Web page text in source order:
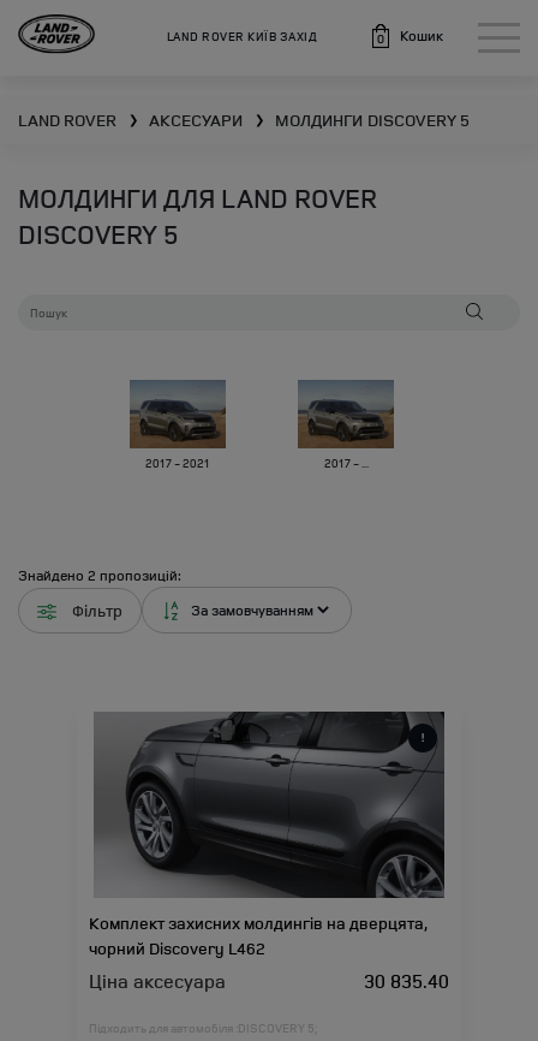
LAND ROVER КИЇВ ЗАХІД 0 Кошик
LAND ROVER ❯ АКСЕСУАРИ ❯ МОЛДИНГИ DISCOVERY 5
МОЛДИНГИ ДЛЯ LAND ROVER
DISCOVERY 5
2017 - 2021 2017 - ...
Знайдено 2 пропозицій:
Фільтр
Комплект захисних молдингів на дверцята,
чорний Discovery L462
Ціна аксесуара 30 835.40
Підходить для автомобіля : DISCOVERY 5;